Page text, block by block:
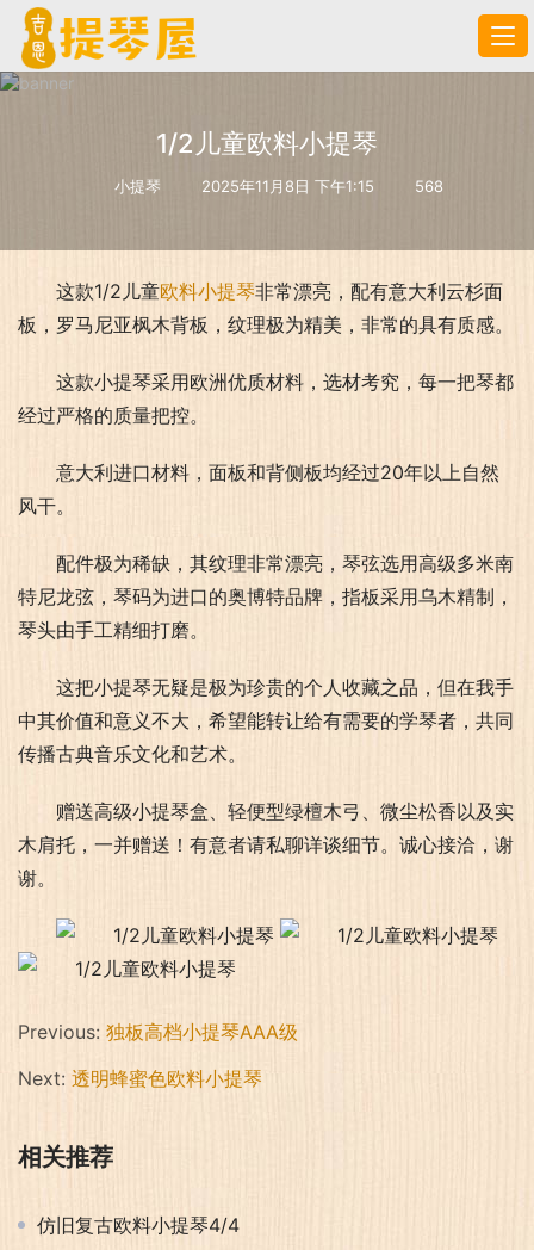
1/2儿童欧料小提琴
小提琴 2025年11月8日 下午1:15 568
这款1/2儿童欧料小提琴非常漂亮，配有意大利云杉面
板，罗马尼亚枫木背板，纹理极为精美，非常的具有质感。
这款小提琴采用欧洲优质材料，选材考究，每一把琴都
经过严格的质量把控。
意大利进口材料，面板和背侧板均经过20年以上自然
风干。
配件极为稀缺，其纹理非常漂亮，琴弦选用高级多米南
特尼龙弦，琴码为进口的奥博特品牌，指板采用乌木精制，
琴头由手工精细打磨。
这把小提琴无疑是极为珍贵的个人收藏之品，但在我手
中其价值和意义不大，希望能转让给有需要的学琴者，共同
传播古典音乐文化和艺术。
赠送高级小提琴盒、轻便型绿檀木弓、微尘松香以及实
木肩托，一并赠送！有意者请私聊详谈细节。诚心接洽，谢
谢。
Previous: 独板高档小提琴AAA级
Next: 透明蜂蜜色欧料小提琴
相关推荐
仿旧复古欧料小提琴4/4